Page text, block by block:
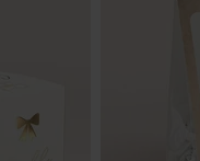
Chique
goudfolie